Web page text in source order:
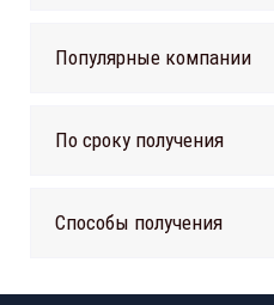
Популярные компании
По сроку получения
Способы получения